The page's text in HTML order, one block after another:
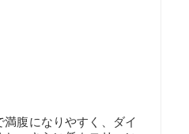
腹になりやすく、ダイ